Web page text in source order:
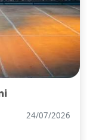
24/07/2026